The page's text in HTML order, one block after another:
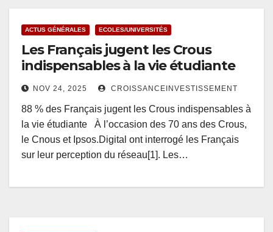
ACTUS GÉNÉRALES ECOLES/UNIVERSITÉS
Les Français jugent les Crous
indispensables à la vie étudiante
NOV 24, 2025 CROISSANCEINVESTISSEMENT
88 % des Français jugent les Crous indispensables à
la vie étudiante À l’occasion des 70 ans des Crous,
le Cnous et Ipsos.Digital ont interrogé les Français
sur leur perception du réseau[1]. Les…